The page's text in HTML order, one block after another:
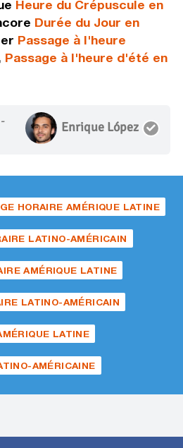
Heure du Crépuscule en
Durée du Jour en
Passage à l'heure
Passage à l'heure d'été en
Enrique López
HORAIRE AMÉRIQUE LATINE
LATINO-AMÉRICAIN
AMÉRIQUE LATINE
LATINO-AMÉRICAIN
LATINE
AMÉRICAINE